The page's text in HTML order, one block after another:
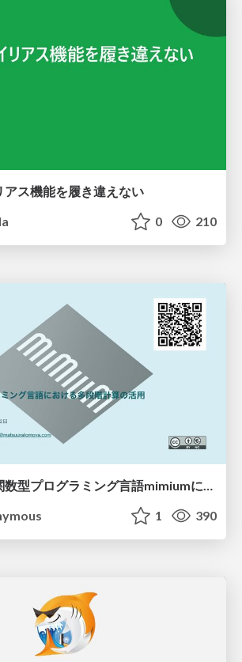
アス機能を履き違えない
0 210
音楽のための関数型プログラミング言語mimiumにおける多段階計算の活用
1 390